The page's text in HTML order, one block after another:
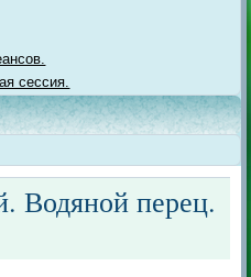
сессия.
Водяной перец.